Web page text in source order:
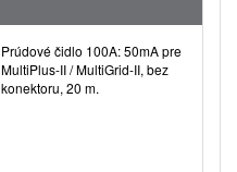
Prúdové čidlo 100A: 50mA pre
MultiPlus-II / MultiGrid-II, bez
konektoru, 20 m.